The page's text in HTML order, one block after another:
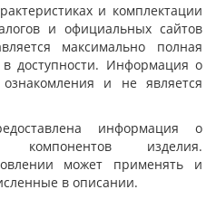
и комплектации
и официальных сайтов
максимально полная
доступности. Информация о
и не является
информация о
компонентов изделия.
может применять и
в описании.